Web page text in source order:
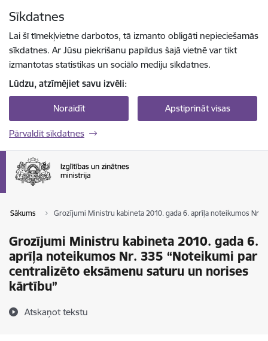
Sīkdatnes
Lai šī tīmekļvietne darbotos, tā izmanto obligāti nepieciešamās
sīkdatnes. Ar Jūsu piekrišanu papildus šajā vietnē var tikt
izmantotas statistikas un sociālo mediju sīkdatnes.
Lūdzu, atzīmējiet savu izvēli:
Noraidīt Apstiprināt visas
Pārvaldīt sīkdatnes
Sākums Grozījumi Ministru kabineta 2010. gada 6. aprīļa noteikumos Nr.
Grozījumi Ministru kabineta 2010. gada 6.
aprīļa noteikumos Nr. 335 “Noteikumi par
centralizēto eksāmenu saturu un norises
kārtību”
Atskaņot tekstu